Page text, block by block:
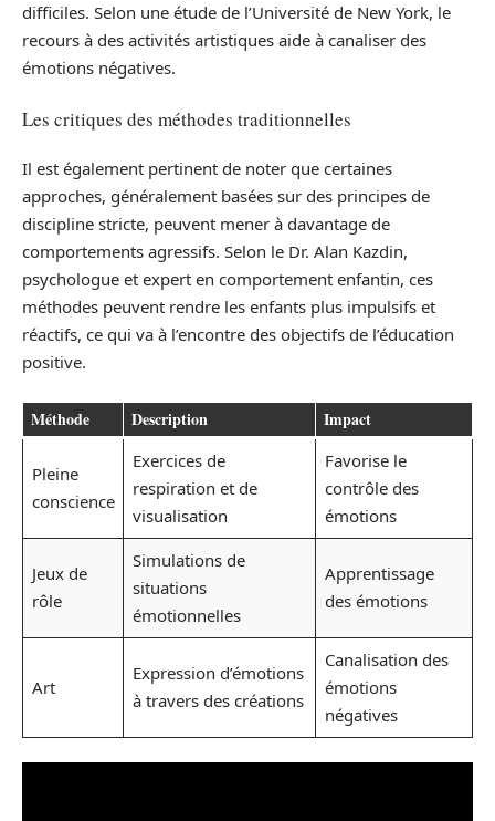
difficiles. Selon une étude de l’Université de New York, le
recours à des activités artistiques aide à canaliser des
émotions négatives.
Les critiques des méthodes traditionnelles
Il est également pertinent de noter que certaines
approches, généralement basées sur des principes de
discipline stricte, peuvent mener à davantage de
comportements agressifs. Selon le Dr. Alan Kazdin,
psychologue et expert en comportement enfantin, ces
méthodes peuvent rendre les enfants plus impulsifs et
réactifs, ce qui va à l’encontre des objectifs de l’éducation
positive.
Méthode Description Impact
Pleine
conscience
Exercices de
respiration et de
visualisation
Favorise le
contrôle des
émotions
Jeux de
rôle
Simulations de
situations
émotionnelles
Apprentissage
des émotions
Art
Expression d’émotions
à travers des créations
Canalisation des
émotions
négatives